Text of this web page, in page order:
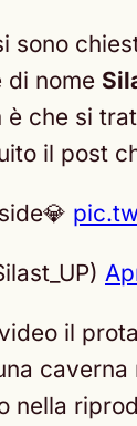
sono
di nome
è che si
il post
il
nella